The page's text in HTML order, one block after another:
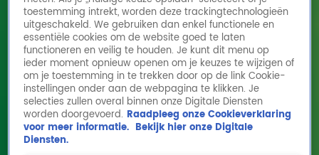
Zoeken
HomeOnline Radio LuisterenActiesShowsAlle zenders
Voetbalbroertjes Reijnders veilen
gesigneerde voetbalshirts voor Alpe
d'HuZes
toestemming intrekt, worden deze trackingtechnologieën
uitgeschakeld. We gebruiken dan enkel functionele en
essentiële cookies om de website goed te laten
functioneren en veilig te houden. Je kunt dit menu op
ieder moment opnieuw openen om je keuzes te wijzigen of
om je toestemming in te trekken door op de link Cookie-
instellingen onder aan de webpagina te klikken. Je
selecties zullen overal binnen onze Digitale Diensten
worden doorgevoerd. Raadpleeg onze Cookieverklaring
voor meer informatie. Bekijk hier onze Digitale
Diensten.